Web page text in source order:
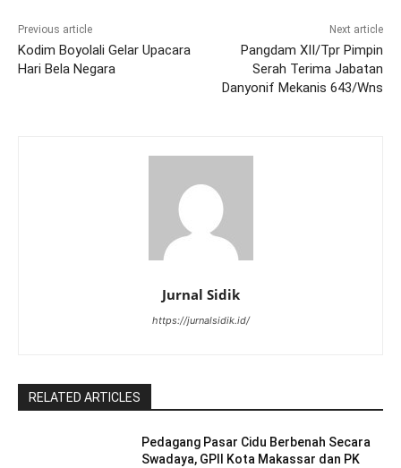
Previous article
Kodim Boyolali Gelar Upacara
Hari Bela Negara
Next article
Pangdam XII/Tpr Pimpin
Serah Terima Jabatan
Danyonif Mekanis 643/Wns
Jurnal Sidik
https://jurnalsidik.id/
RELATED ARTICLES
Pedagang Pasar Cidu Berbenah Secara
Swadaya, GPII Kota Makassar dan PK